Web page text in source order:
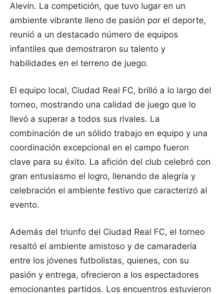
Alevín. La competición, que tuvo lugar en un
ambiente vibrante lleno de pasión por el deporte,
reunió a un destacado número de equipos
infantiles que demostraron su talento y
habilidades en el terreno de juego.
El equipo local, Ciudad Real FC, brilló a lo largo del
torneo, mostrando una calidad de juego que lo
llevó a superar a todos sus rivales. La
combinación de un sólido trabajo en equipo y una
coordinación excepcional en el campo fueron
clave para su éxito. La afición del club celebró con
gran entusiasmo el logro, llenando de alegría y
celebración el ambiente festivo que caracterizó al
evento.
Además del triunfo del Ciudad Real FC, el torneo
resaltó el ambiente amistoso y de camaradería
entre los jóvenes futbolistas, quienes, con su
pasión y entrega, ofrecieron a los espectadores
emocionantes partidos. Los encuentros estuvieron